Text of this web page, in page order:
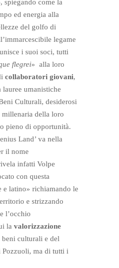
spiegando come la
ed energia alla
del golfo di
legame
i suoi soci, tutti
flegrei» alla loro
collaboratori giovani,
lauree umanistiche
Culturali, desiderosi
della loro
pieno di opportunità.
Land’ va nella
il nome
infatti Volpe
con questa
e latino» richiamando le
e strizzando
l’occhio
la valorizzazione
beni culturali e del
ma di tutti i